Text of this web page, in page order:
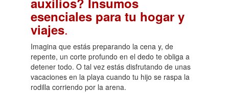
esenciales para tu hogar y
viajes.
Imagina que estás preparando la cena y, de
repente, un corte profundo en el dedo te obliga a
detener todo. O tal vez estás disfrutando de unas
vacaciones en la playa cuando tu hijo se raspa la
rodilla corriendo por la arena.